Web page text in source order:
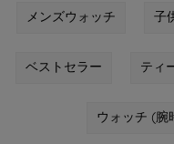
メンズウォッチ 子
ベストセラー ティ
ウォッチ (腕